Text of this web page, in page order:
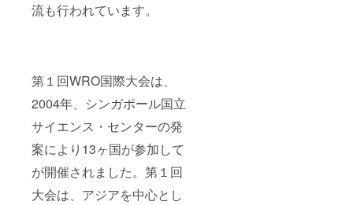
流も行われています。
第１回WRO国際大会は、
2004年、シンガポール国立
サイエンス・センターの発
案により13ヶ国が参加して
が開催されました。第１回
大会は、アジアを中心とし